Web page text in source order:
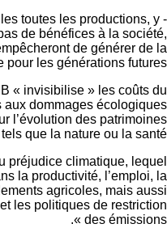
utiles toutes les
pas de bénéfices à la
empêcheront de générer
pour les générations
PIB « invisibilise » les
aux dommages
sur l’évolution des
tels que la nature ou la
du préjudice climatique,
dans la productivité,
agricoles, mais
et les politiques de
des